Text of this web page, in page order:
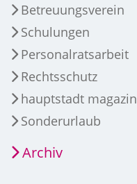
Betreuungsverein
Schulungen
Personalratsarbeit
Rechtsschutz
hauptstadt magazin
Sonderurlaub
Archiv